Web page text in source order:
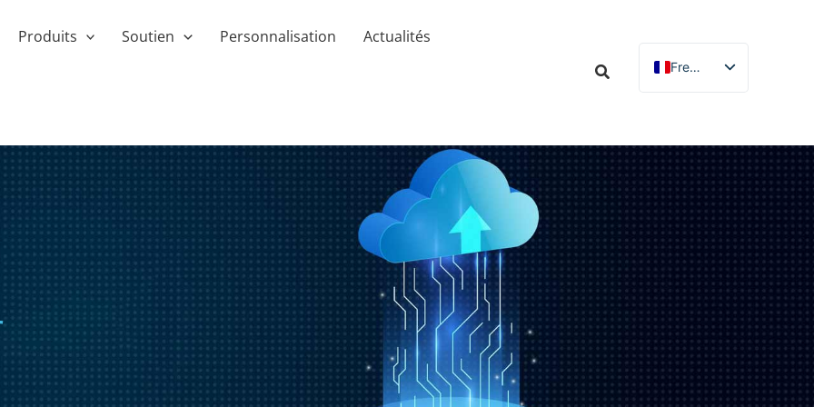
Produits Soutien Personnalisation Actualités
French
English
Spanish
German
Italian
Portuguese